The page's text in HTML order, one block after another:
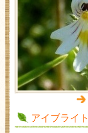
アイブライト